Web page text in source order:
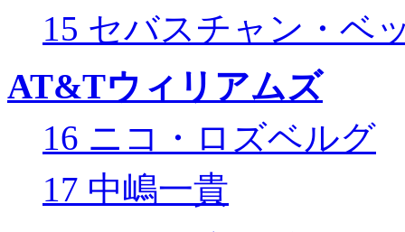
15 セバスチャン・ベ
AT&Tウィリアムズ
16 ニコ・ロズベルグ
17 中嶋一貴